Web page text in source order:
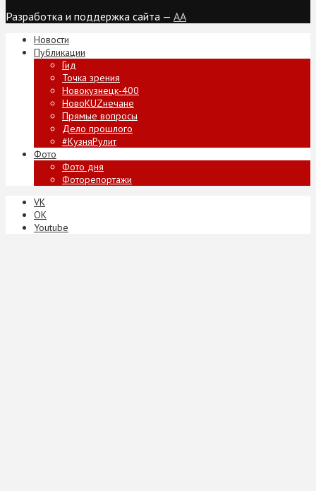
Разработка и поддержка сайта — AA
Новости
Публикации
Гид
Точка зрения
Новокузнецк-400
НовоKUZнечане
Прямые вопросы
Дело прошлого
#КузняРулит
Фото
Фото дня
Фоторепортажи
VK
ОК
Youtube